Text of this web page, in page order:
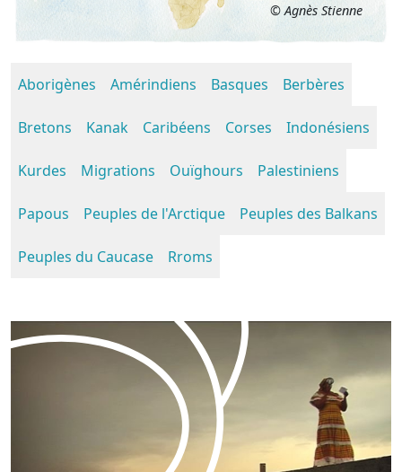
© Agnès Stienne
Aborigènes Amérindiens Basques Berbères
Bretons Kanak Caribéens Corses Indonésiens
Kurdes Migrations Ouïghours Palestiniens
Papous Peuples de l'Arctique Peuples des Balkans
Peuples du Caucase Rroms